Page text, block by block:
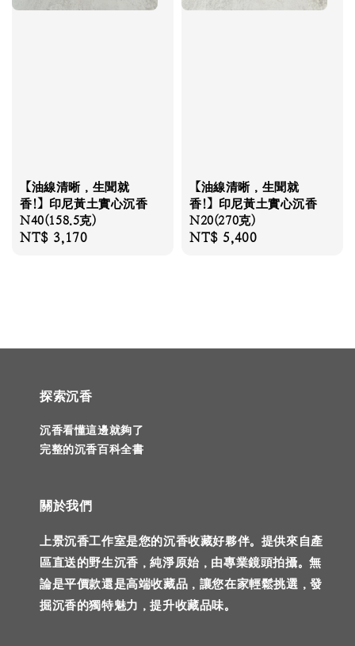
【油線清晰，生聞就
香!】印尼黃土實心沉香
N40(158.5克)
Regular
NT$ 3,170
【油線清晰，生聞就
香!】印尼黃土實心沉香
N20(270克)
Regular
NT$ 5,400
探索沉香
沉香看懂這邊就夠了
完整的沉香百科全書
關於我們
上景沉香工作室是您的沉香收藏好夥伴。提供來自產
區直送的野生沉香，純淨原始，由專業鏡頭拍攝。無
論是平價款還是高端收藏品，讓您在家輕鬆挑選，發
掘沉香的獨特魅力，提升收藏品味。